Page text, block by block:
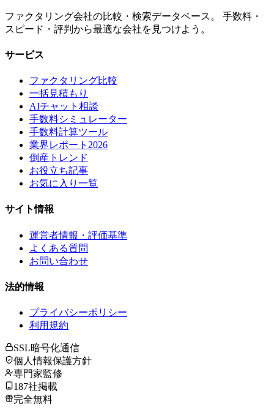
ファクタリング会社の比較・検索データベース。 手数料・
スピード・評判から最適な会社を見つけよう。
サービス
ファクタリング比較
一括見積もり
AIチャット相談
手数料シミュレーター
手数料計算ツール
業界レポート2026
倒産トレンド
お役立ち記事
お気に入り一覧
サイト情報
運営者情報・評価基準
よくある質問
お問い合わせ
法的情報
プライバシーポリシー
利用規約
SSL暗号化通信
個人情報保護方針
専門家監修
187社掲載
完全無料